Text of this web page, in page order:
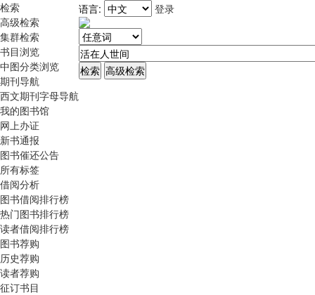
检索
高级检索
集群检索
书目浏览
中图分类浏览
期刊导航
西文期刊字母导航
我的图书馆
网上办证
新书通报
图书催还公告
所有标签
借阅分析
图书借阅排行榜
热门图书排行榜
读者借阅排行榜
图书荐购
历史荐购
读者荐购
征订书目
语言: 登录